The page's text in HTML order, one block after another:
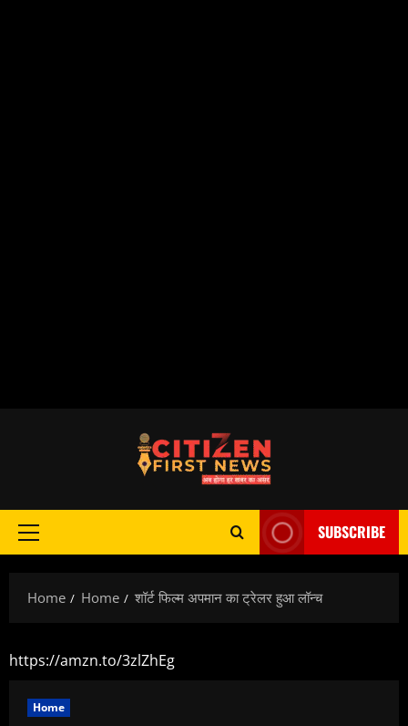
Primary
SUBSCRIBE
Home Home शॉर्ट फिल्म अपमान का ट्रेलर हुआ लॉन्च
https://amzn.to/3zlZhEg
Home